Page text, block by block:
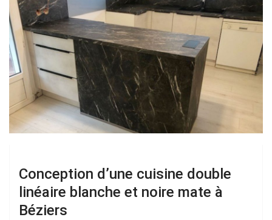
Conception d’une cuisine double
linéaire blanche et noire mate à
Béziers